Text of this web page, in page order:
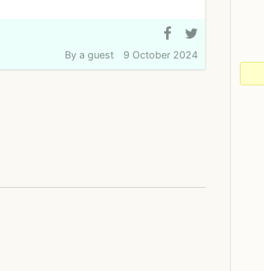
By a guest 9 October 2024